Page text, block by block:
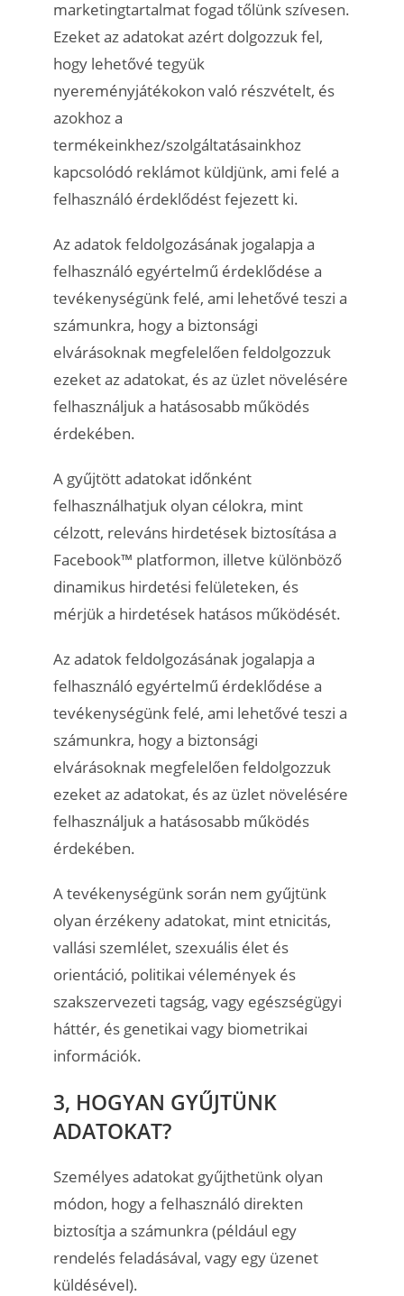
marketingtartalmat fogad tőlünk szívesen.
Ezeket az adatokat azért dolgozzuk fel,
hogy lehetővé tegyük
nyereményjátékokon való részvételt, és
azokhoz a
termékeinkhez/szolgáltatásainkhoz
kapcsolódó reklámot küldjünk, ami felé a
felhasználó érdeklődést fejezett ki.
Az adatok feldolgozásának jogalapja a
felhasználó egyértelmű érdeklődése a
tevékenységünk felé, ami lehetővé teszi a
számunkra, hogy a biztonsági
elvárásoknak megfelelően feldolgozzuk
ezeket az adatokat, és az üzlet növelésére
felhasználjuk a hatásosabb működés
érdekében.
A gyűjtött adatokat időnként
felhasználhatjuk olyan célokra, mint
célzott, releváns hirdetések biztosítása a
Facebook™ platformon, illetve különböző
dinamikus hirdetési felületeken, és
mérjük a hirdetések hatásos működését.
Az adatok feldolgozásának jogalapja a
felhasználó egyértelmű érdeklődése a
tevékenységünk felé, ami lehetővé teszi a
számunkra, hogy a biztonsági
elvárásoknak megfelelően feldolgozzuk
ezeket az adatokat, és az üzlet növelésére
felhasználjuk a hatásosabb működés
érdekében.
A tevékenységünk során nem gyűjtünk
olyan érzékeny adatokat, mint etnicitás,
vallási szemlélet, szexuális élet és
orientáció, politikai vélemények és
szakszervezeti tagság, vagy egészségügyi
háttér, és genetikai vagy biometrikai
információk.
3, HOGYAN GYŰJTÜNK
ADATOKAT?
Személyes adatokat gyűjthetünk olyan
módon, hogy a felhasználó direkten
biztosítja a számunkra (például egy
rendelés feladásával, vagy egy üzenet
küldésével).